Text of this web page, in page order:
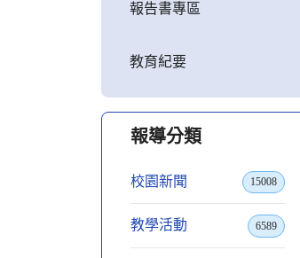
報告書專區
教育紀要
報導分類
校園新聞 15008
教學活動 6589